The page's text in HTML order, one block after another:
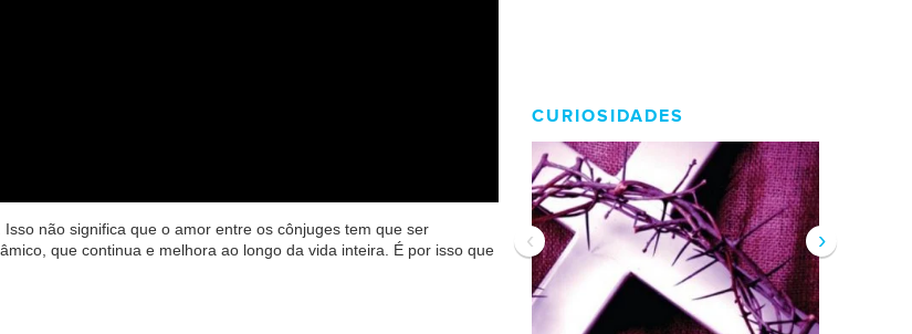
não significa que o amor entre os cônjuges tem que ser
que continua e melhora ao longo da vida inteira. É por isso que
CURIOSIDADES
‹ ›